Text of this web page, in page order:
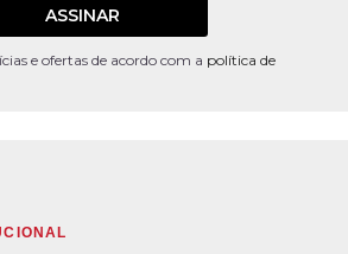
ASSINAR
e ofertas de acordo com a política de